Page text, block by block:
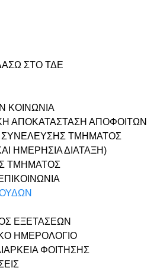
ΣΤΟ ΤΔΕ
ΚΟΙΝΩΝΙΑ
ΑΠΟΚΑΤΑΣΤΑΣΗ ΑΠΟΦΟΙΤΩΝ
ΣΥΝΕΛΕΥΣΗΣ ΤΜΗΜΑΤΟΣ
ΗΜΕΡΗΣΙΑ ΔΙΑΤΑΞΗ)
ΤΜΗΜΑΤΟΣ
ΕΞΕΤΑΣΕΩΝ
ΗΜΕΡΟΛΟΓΙΟ
ΦΟΙΤΗΣΗΣ